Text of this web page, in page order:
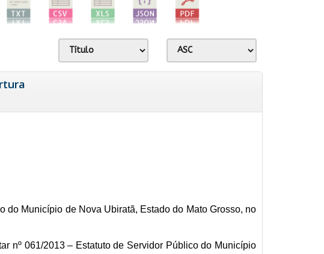
do Município de Nova Ubiratã, Estado do Mato Grosso, no
nº 061/2013 – Estatuto de Servidor Público do Município